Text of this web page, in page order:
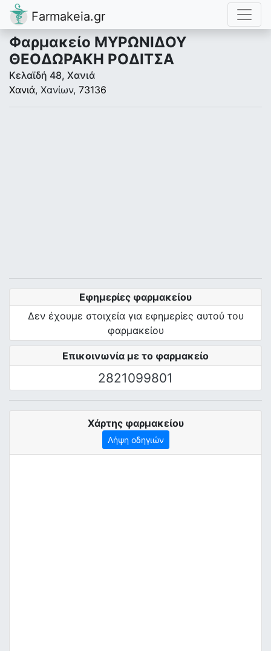
Farmakeia.gr
Φαρμακείο ΜΥΡΩΝΙΔΟΥ
ΘΕΟΔΩΡΑΚΗ ΡΟΔΙΤΣΑ
Κελαϊδή 48, Χανιά
Χανιά, Χανίων, 73136
Επικοινωνία με το φαρμακείο
2821099801
Εφημερίες φαρμακείου
Δεν έχουμε στοιχεία για εφημερίες αυτού του
φαρμακείου
Χάρτης φαρμακείου
Λήψη οδηγιών